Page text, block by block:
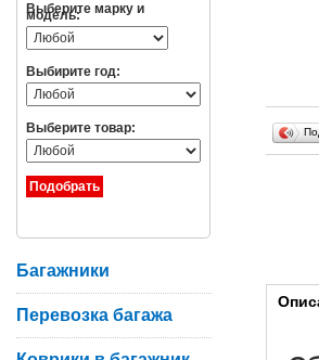
Выберите марку и
модель:
Выбирите год:
Выберите товар:
Багажники
Перевозка багажа